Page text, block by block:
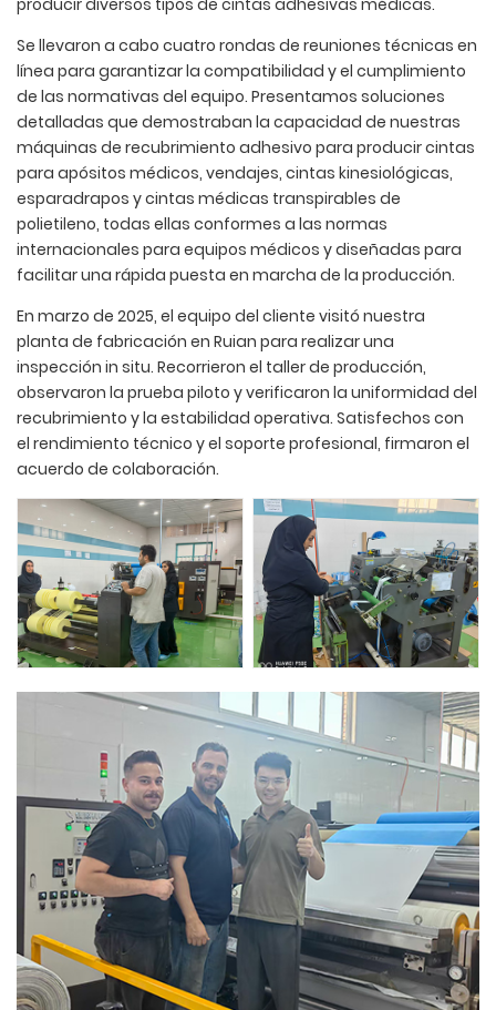
Se llevaron a cabo cuatro rondas de reuniones técnicas en
línea para garantizar la compatibilidad y el cumplimiento
de las normativas del equipo. Presentamos soluciones
detalladas que demostraban la capacidad de nuestras
máquinas de recubrimiento adhesivo para producir cintas
para apósitos médicos, vendajes, cintas kinesiológicas,
esparadrapos y cintas médicas transpirables de
polietileno, todas ellas conformes a las normas
internacionales para equipos médicos y diseñadas para
facilitar una rápida puesta en marcha de la producción.
En marzo de 2025, el equipo del cliente visitó nuestra
planta de fabricación en Ruian para realizar una
inspección in situ. Recorrieron el taller de producción,
observaron la prueba piloto y verificaron la uniformidad del
recubrimiento y la estabilidad operativa. Satisfechos con
el rendimiento técnico y el soporte profesional, firmaron el
acuerdo de colaboración.